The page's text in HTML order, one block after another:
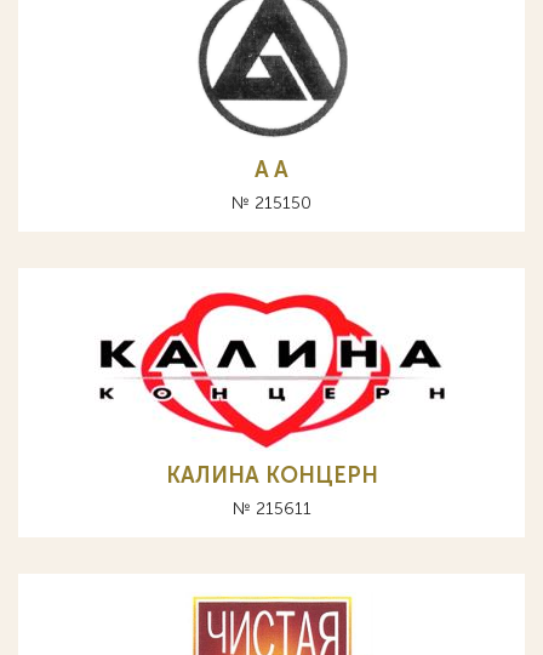
A А
№ 215150
КАЛИНА КОНЦЕРН
№ 215611